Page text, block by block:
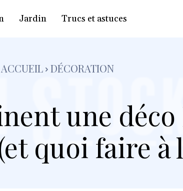
Jardin Trucs et astuces
ACCUEIL DÉCORATION
une
quoi faire à